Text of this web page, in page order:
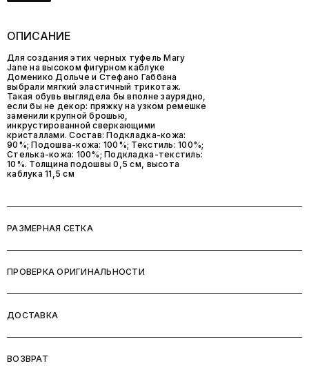
ОПИСАНИЕ
Для создания этих черных туфель Mary
Jane на высоком фигурном каблуке
Доменико Дольче и Стефано Габбана
выбрали мягкий эластичный трикотаж.
Такая обувь выглядела бы вполне заурядно,
если бы не декор: пряжку на узком ремешке
заменили крупной брошью,
инкрустированной сверкающими
кристаллами. Состав: Подкладка-кожа:
90%; Подошва-кожа: 100%; Текстиль: 100%;
Стелька-кожа: 100%; Подкладка-текстиль:
10%. Толщина подошвы 0,5 см, высота
каблука 11,5 см
РАЗМЕРНАЯ СЕТКА
ПРОВЕРКА ОРИГИНАЛЬНОСТИ
ДОСТАВКА
ВОЗВРАТ